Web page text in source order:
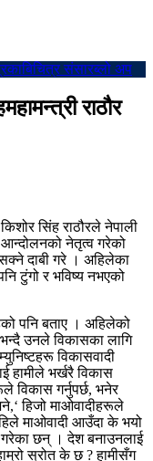
बिचित्र संसारब्लो अप
राठौर
सिंह राठौरले नेपाली
आन्दोलनको नेतृत्व गरेको
दाबी गरे । अहिलेका
टुंगो र भविष्य नभएको
पनि बताए । अहिलेको
उनले विकासका लागि
विकासवादी
भर्खरै विकास
विकास गर्नुपर्छ, भनेर
हिजो माओवादीहरूले
माओवादी आउँदा के भयो
गरेका छन् । देश बनाउनलाई
स्रोत के छ ? हामीसँग